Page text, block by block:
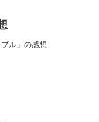
ル」の感想